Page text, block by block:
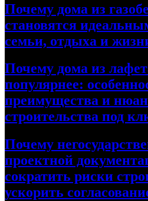
Почему дома из
становятся
семьи, отдыха и
Почему дома из
популярнее:
преимущества и
строительства под
Почему
проектной
сократить риски
ускорить